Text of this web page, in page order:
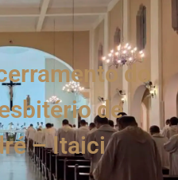
do
de
– Itaici